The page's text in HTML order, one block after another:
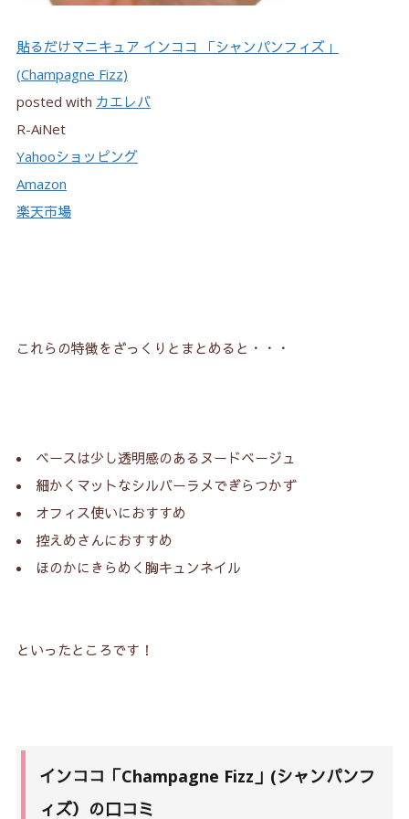
貼るだけマニキュア インココ 「シャンパンフィズ」
(Champagne Fizz)
posted with カエレバ
R-AiNet
Yahooショッピング
Amazon
楽天市場
これらの特徴をざっくりとまとめると・・・
ベースは少し透明感のあるヌードベージュ
細かくマットなシルバーラメでぎらつかず
オフィス使いにおすすめ
控えめさんにおすすめ
ほのかにきらめく胸キュンネイル
といったところです！
インココ「Champagne Fizz」(シャンパンフ
ィズ）の口コミ